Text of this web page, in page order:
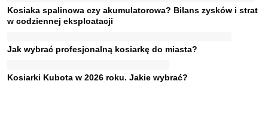
Kosiaka spalinowa czy akumulatorowa? Bilans zysków i strat
w codziennej eksploatacji
Jak wybrać profesjonalną kosiarkę do miasta?
Kosiarki Kubota w 2026 roku. Jakie wybrać?